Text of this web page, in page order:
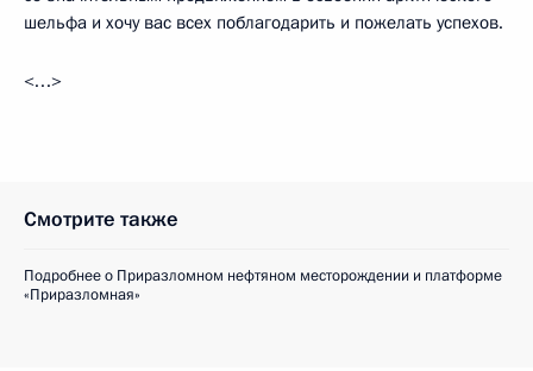
шельфа и хочу вас всех поблагодарить и пожелать успехов.
<…>
Смотрите также
Подробнее о Приразломном нефтяном месторождении и платформе
«Приразломная»